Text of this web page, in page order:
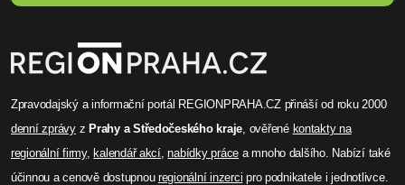
Zpravodajský a informační portál REGIONPRAHA.CZ přináší od roku 2000
denní zprávyz Prahy a Středočeského kraje , ověřené kontakty na
regionální firmy, kalendář akcí,nabídky práce a mnoho dalšího. Nabízí také
účinnou a cenově dostupnou regionální inzerci pro podnikatele i jednotlivce.